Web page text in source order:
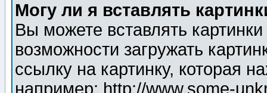
Могу ли я вставлять
Вы можете вставлять
возможности загружать
ссылку на картинку, которая
например: http://www.some-